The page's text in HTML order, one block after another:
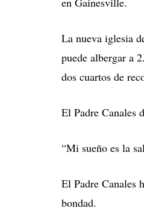
La nueva iglesia
puede albergar a
dos cuartos de
El Padre Canales
“Mi sueño es la
El Padre Canales
bondad.